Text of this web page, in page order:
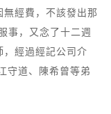
經費，不該發出那
事，又念了十二週
，經過經記公司介
守道、陳希曾等弟